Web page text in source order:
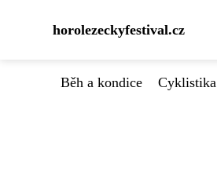
horolezeckyfestival.cz
Běh a kondice Cyklistika